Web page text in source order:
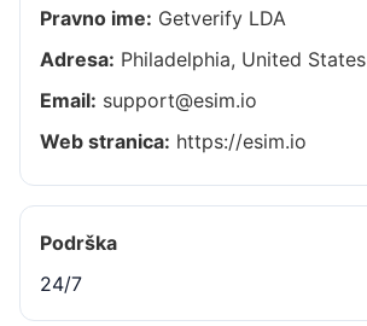
Pravno ime: Getverify LDA
Adresa: Philadelphia, United States
Email: support@esim.io
Web stranica: https://esim.io
Podrška
24/7